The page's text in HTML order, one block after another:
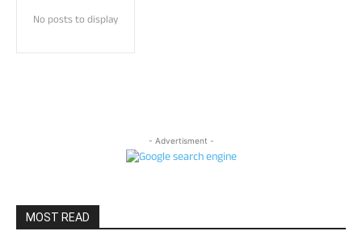
No posts to display
- Advertisment -
MOST READ